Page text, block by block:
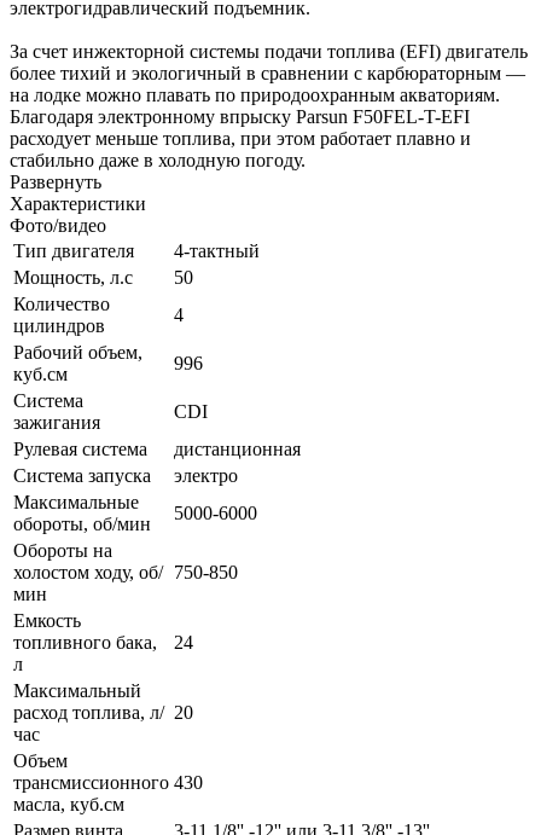
электрогидравлический подъемник.
За счет инжекторной системы подачи топлива (EFI) двигатель
более тихий и экологичный в сравнении с карбюраторным —
на лодке можно плавать по природоохранным акваториям.
Благодаря электронному впрыску Parsun F50FEL-T-EFI
расходует меньше топлива, при этом работает плавно и
стабильно даже в холодную погоду.
Развернуть
Характеристики
Фото/видео
Тип двигателя
4-тактный
Мощность, л.с
50
Количество
цилиндров
4
Рабочий объем,
куб.см
996
Система
зажигания
CDI
Рулевая система
дистанционная
Система запуска
электро
Максимальные
обороты, об/мин
5000-6000
Обороты на
холостом ходу, об/
мин
750-850
Емкость
топливного бака,
л
24
Максимальный
расход топлива, л/
час
20
Объем
трансмиссионного
масла, куб.см
430